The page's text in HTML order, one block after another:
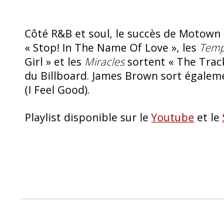
Côté R&B et soul, le succès de
« Stop! In The Name Of Love », les
Girl » et les Miraclessortent « The
du Billboard. James Brown sort
(I Feel Good).
Playlist disponible sur leYoutube et le